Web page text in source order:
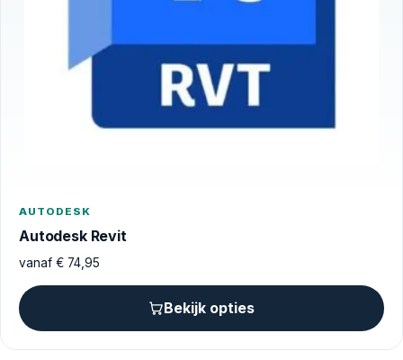
AUTODESK
Autodesk Revit
vanaf € 74,95
Bekijk opties